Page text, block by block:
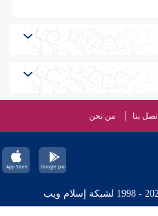
اتصل بنا من نحن